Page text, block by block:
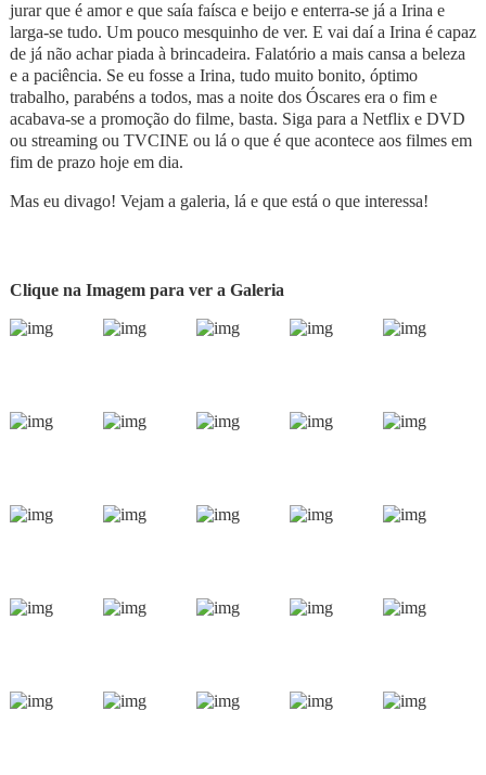
jurar que é amor e que saía faísca e beijo e enterra-se já a Irina e
larga-se tudo. Um pouco mesquinho de ver. E vai daí a Irina é capaz
de já não achar piada à brincadeira. Falatório a mais cansa a beleza
e a paciência. Se eu fosse a Irina, tudo muito bonito, óptimo
trabalho, parabéns a todos, mas a noite dos Óscares era o fim e
acabava-se a promoção do filme, basta. Siga para a Netflix e DVD
ou streaming ou TVCINE ou lá o que é que acontece aos filmes em
fim de prazo hoje em dia.
Mas eu divago! Vejam a galeria, lá e que está o que interessa!
Clique na Imagem para ver a Galeria